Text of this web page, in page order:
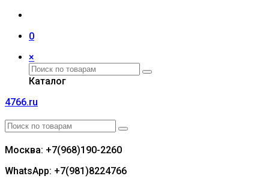
0
×
Каталог
4766.ru
Москва: +7(968)190-2260
WhatsApp: +7(981)8224766